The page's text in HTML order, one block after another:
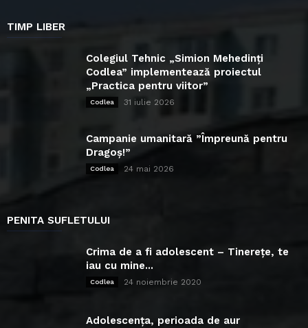
TIMP LIBER
Colegiul Tehnic „Simion Mehedinți
Codlea” implementează proiectul
„Practica pentru viitor”
Codlea 31 iulie 2026
Campanie umanitară ”Împreună pentru
Dragoș!”
Codlea 24 mai 2026
PENITA SUFLETULUI
Crima de a fi adolescent – Tinerețe, te
iau cu mine...
Codlea 24 noiembrie 2020
Adolescența, perioada de aur